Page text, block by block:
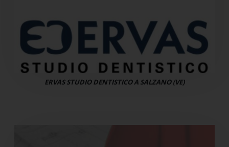
ERVAS STUDIO DENTISTICO A SALZANO (VE)